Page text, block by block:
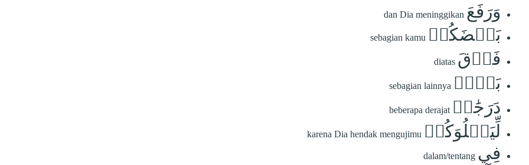
وَرَفَعَ dan Dia meninggikan
بَعۡضَكُمۡ sebagian kamu
فَوۡقَ diatas
بَعۡضٖ sebagian lainnya
دَرَجَٰتٖ beberapa derajat
لِّيَبۡلُوَكُمۡ karena Dia hendak mengujimu
فِي dalam/tentang